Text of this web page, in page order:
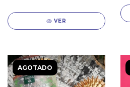
VER
AGOTADO